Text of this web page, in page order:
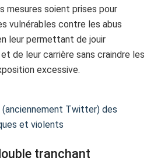
mesures soient prises pour
vulnérables contre les abus
leur permettant de jouir
de leur carrière sans craindre les
excessive.
(anciennement Twitter) des
et violents
tranchant